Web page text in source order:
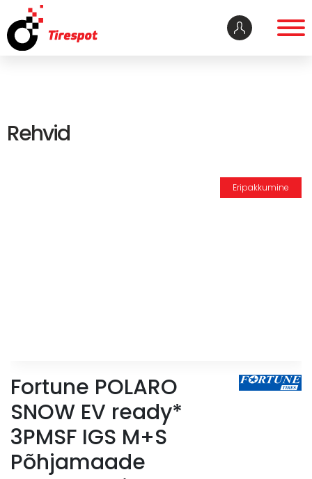
Rehvid
Eripakkumine
Fortune POLARO
SNOW EV ready*
3PMSF IGS M+S
Põhjamaade